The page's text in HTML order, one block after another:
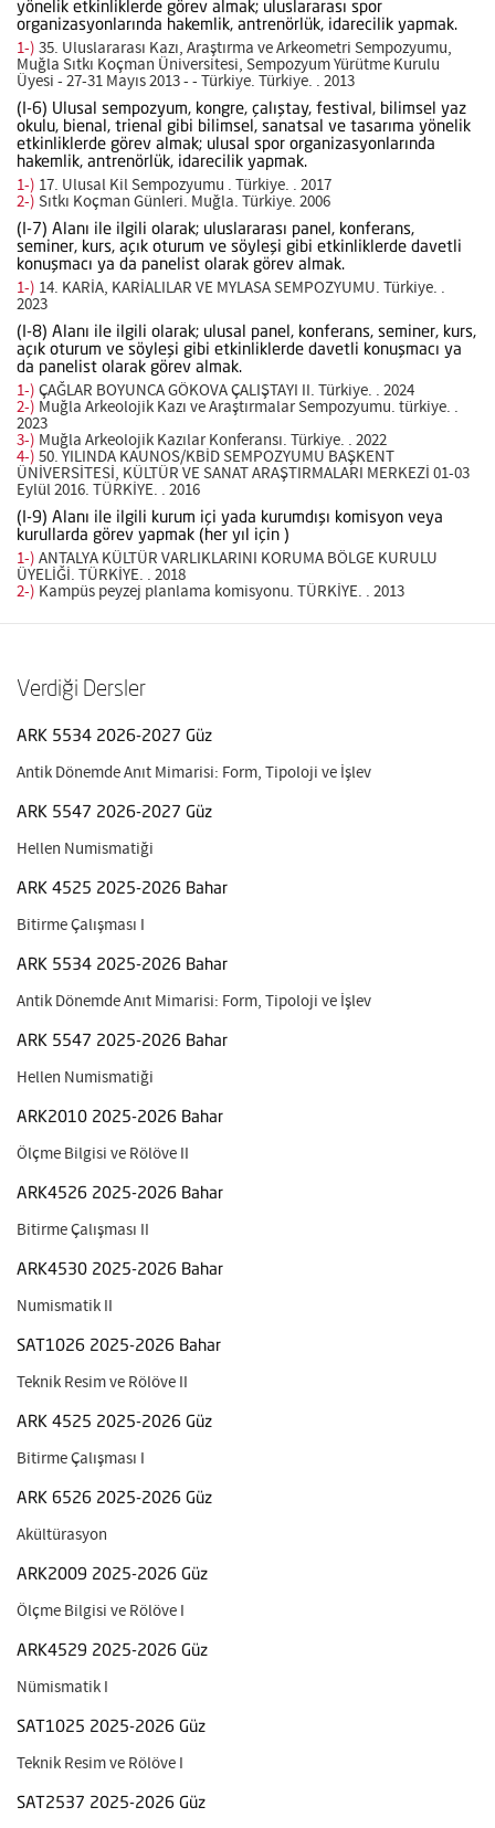
yönelik etkinliklerde görev almak; uluslararası spor
organizasyonlarında hakemlik, antrenörlük, idarecilik yapmak.
1-) 35. Uluslararası Kazı, Araştırma ve Arkeometri Sempozyumu,
Muğla Sıtkı Koçman Üniversitesi, Sempozyum Yürütme Kurulu
Üyesi - 27-31 Mayıs 2013 - - Türkiye. Türkiye. . 2013
(I-6) Ulusal sempozyum, kongre, çalıştay, festival, bilimsel yaz
okulu, bienal, trienal gibi bilimsel, sanatsal ve tasarıma yönelik
etkinliklerde görev almak; ulusal spor organizasyonlarında
hakemlik, antrenörlük, idarecilik yapmak.
1-) 17. Ulusal Kil Sempozyumu . Türkiye. . 2017
2-) Sıtkı Koçman Günleri. Muğla. Türkiye. 2006
(I-7) Alanı ile ilgili olarak; uluslararası panel, konferans,
seminer, kurs, açık oturum ve söyleşi gibi etkinliklerde davetli
konuşmacı ya da panelist olarak görev almak.
1-) 14. KARİA, KARİALILAR VE MYLASA SEMPOZYUMU. Türkiye. .
2023
(I-8) Alanı ile ilgili olarak; ulusal panel, konferans, seminer, kurs,
açık oturum ve söyleşi gibi etkinliklerde davetli konuşmacı ya
da panelist olarak görev almak.
1-) ÇAĞLAR BOYUNCA GÖKOVA ÇALIŞTAYI II. Türkiye. . 2024
2-) Muğla Arkeolojik Kazı ve Araştırmalar Sempozyumu. türkiye. .
2023
3-) Muğla Arkeolojik Kazılar Konferansı. Türkiye. . 2022
4-) 50. YILINDA KAUNOS/KBİD SEMPOZYUMU BAŞKENT
ÜNİVERSİTESİ, KÜLTÜR VE SANAT ARAŞTIRMALARI MERKEZİ 01-03
Eylül 2016. TÜRKİYE. . 2016
(I-9) Alanı ile ilgili kurum içi yada kurumdışı komisyon veya
kurullarda görev yapmak (her yıl için )
1-) ANTALYA KÜLTÜR VARLIKLARINI KORUMA BÖLGE KURULU
ÜYELİĞİ. TÜRKİYE. . 2018
2-) Kampüs peyzej planlama komisyonu. TÜRKİYE. . 2013
Verdiği Dersler
ARK 5534 2026-2027 Güz
Antik Dönemde Anıt Mimarisi: Form, Tipoloji ve İşlev
ARK 5547 2026-2027 Güz
Hellen Numismatiği
ARK 4525 2025-2026 Bahar
Bitirme Çalışması I
ARK 5534 2025-2026 Bahar
Antik Dönemde Anıt Mimarisi: Form, Tipoloji ve İşlev
ARK 5547 2025-2026 Bahar
Hellen Numismatiği
ARK2010 2025-2026 Bahar
Ölçme Bilgisi ve Rölöve II
ARK4526 2025-2026 Bahar
Bitirme Çalışması II
ARK4530 2025-2026 Bahar
Numismatik II
SAT1026 2025-2026 Bahar
Teknik Resim ve Rölöve II
ARK 4525 2025-2026 Güz
Bitirme Çalışması I
ARK 6526 2025-2026 Güz
Akültürasyon
ARK2009 2025-2026 Güz
Ölçme Bilgisi ve Rölöve I
ARK4529 2025-2026 Güz
Nümismatik I
SAT1025 2025-2026 Güz
Teknik Resim ve Rölöve I
SAT2537 2025-2026 Güz